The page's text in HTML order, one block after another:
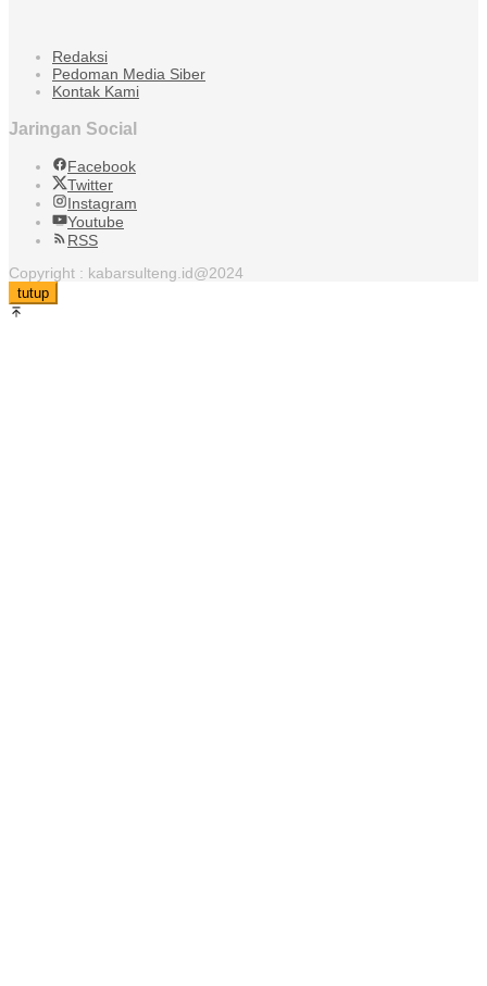
Redaksi
Pedoman Media Siber
Kontak Kami
Jaringan Social
Facebook
Twitter
Instagram
Youtube
RSS
Copyright : kabarsulteng.id@2024
tutup